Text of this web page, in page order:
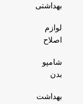
بهداشتی
لوازم
اصلاح
شامپو
بدن
بهداشت